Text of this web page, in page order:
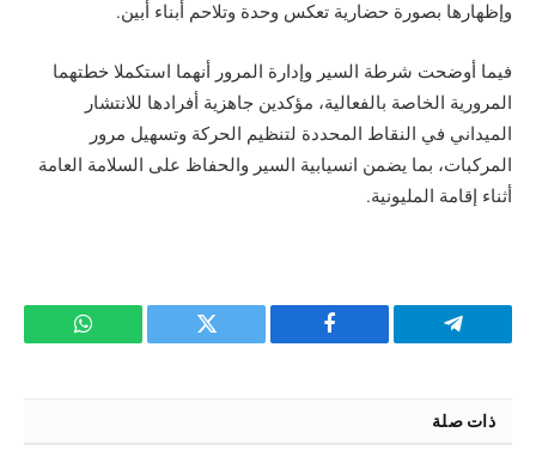
وإظهارها بصورة حضارية تعكس وحدة وتلاحم أبناء أبين.
فيما أوضحت شرطة السير وإدارة المرور أنهما استكملا خطتهما
المرورية الخاصة بالفعالية، مؤكدين جاهزية أفرادها للانتشار
الميداني في النقاط المحددة لتنظيم الحركة وتسهيل مرور
المركبات، بما يضمن انسيابية السير والحفاظ على السلامة العامة
أثناء إقامة المليونية.
تيلقرام فيسبوك تويتر واتساب
ذات صلة